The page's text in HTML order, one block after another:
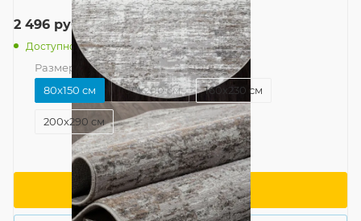
2 496 руб./шт
Доступно: 25
Размер — 80x150 см
80x150 см
100x200 см 160x230 см
200x290 см
В корзину